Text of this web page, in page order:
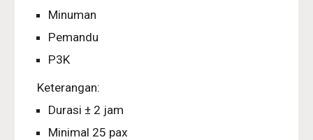
Minuman
Pemandu
P3K
Keterangan:
Durasi ± 2 jam
Minimal 25 pax